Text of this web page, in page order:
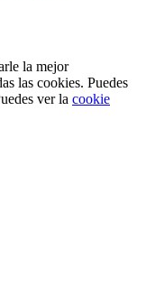
la mejor
las cookies. Puedes
ver la cookie